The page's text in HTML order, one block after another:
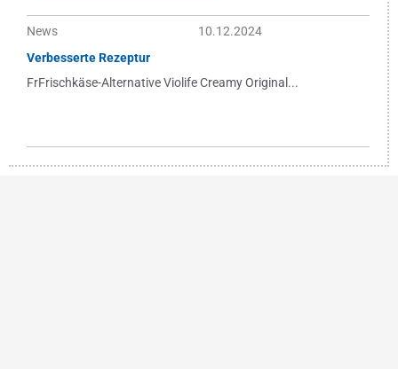
News
10.12.2024
Verbesserte Rezeptur
FrFrischkäse-Alternative Violife Creamy Original...